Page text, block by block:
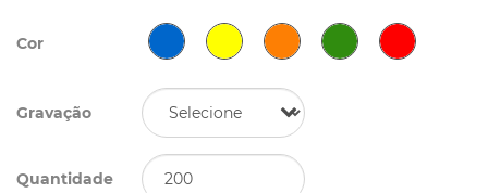
Cor
Gravação
Quantidade